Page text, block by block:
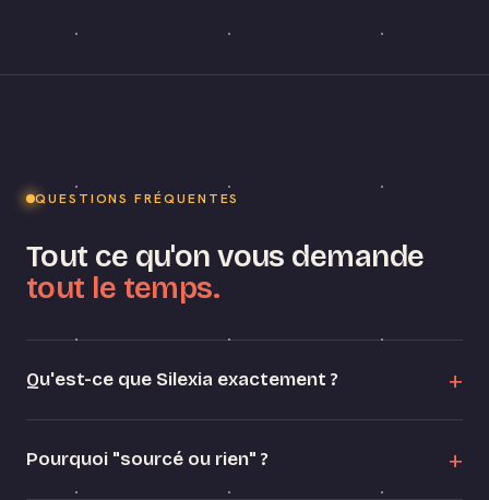
QUESTIONS FRÉQUENTES
Tout ce qu'on vous demande
tout le temps.
Qu'est-ce que Silexia exactement ?
Pourquoi "sourcé ou rien" ?